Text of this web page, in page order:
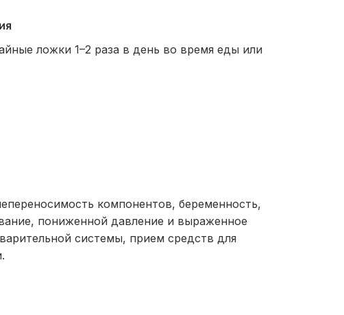
ложки 1–2 раза в день во время еды или
компонентов, беременность,
пониженной давление и выраженное
системы, прием средств для